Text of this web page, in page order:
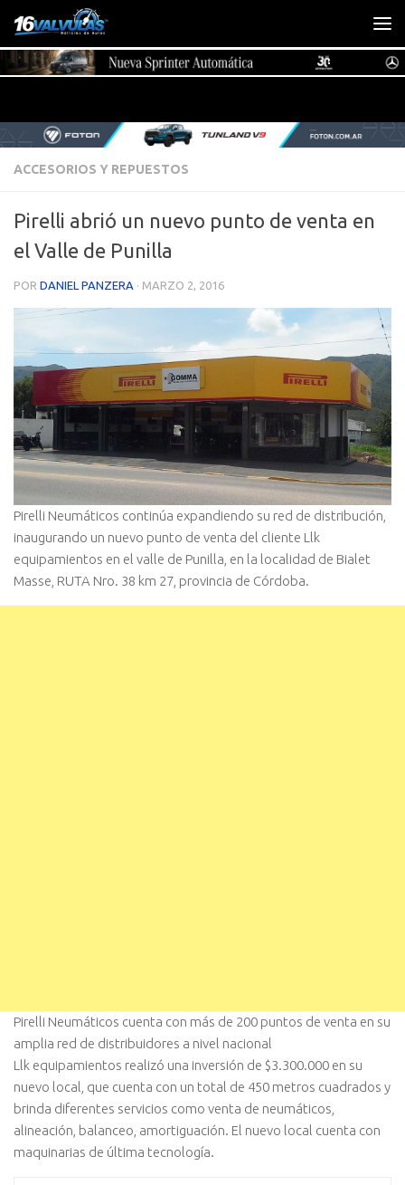
Saltar al contenido
ACCESORIOS Y REPUESTOS
Pirelli abrió un nuevo punto de venta en
el Valle de Punilla
POR DANIEL PANZERA · MARZO 2, 2016
Pirelli Neumáticos continúa expandiendo su red de distribución,
inaugurando un nuevo punto de venta del cliente Llk
equipamientos en el valle de Punilla, en la localidad de Bialet
Masse, RUTA Nro. 38 km 27, provincia de Córdoba.
Pirelli Neumáticos cuenta con más de 200 puntos de venta en su
amplia red de distribuidores a nivel nacional
Llk equipamientos realizó una inversión de $3.300.000 en su
nuevo local, que cuenta con un total de 450 metros cuadrados y
brinda diferentes servicios como venta de neumáticos,
alineación, balanceo, amortiguación. El nuevo local cuenta con
maquinarias de última tecnología.